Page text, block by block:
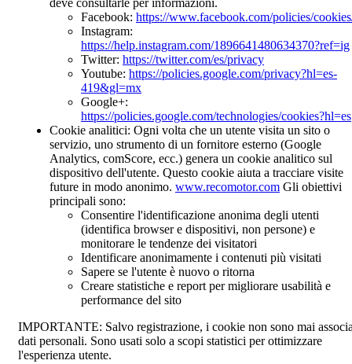
Facebook: https://www.facebook.com/policies/
Instagram:
https://help.instagram.com/1896641480634370?ref=ig
Twitter: https://twitter.com/es/privacy
Youtube: https://policies.google.com/privacy?hl=es-
419&gl=mx
Google+:
https://policies.google.com/technologies/cookies?hl=es
Cookie analitici: Ogni volta che un utente visita un sito o
servizio, uno strumento di un fornitore esterno (Google
Analytics, comScore, ecc.) genera un cookie analitico sul
dispositivo dell'utente. Questo cookie aiuta a tracciare visite
future in modo anonimo. www.recomotor.com Gli obiettivi
principali sono:
Consentire l'identificazione anonima degli utenti
(identifica browser e dispositivi, non persone) e
monitorare le tendenze dei visitatori
Identificare anonimamente i contenuti più visitati
Sapere se l'utente è nuovo o ritorna
Creare statistiche e report per migliorare usabilità e
performance del sito
IMPORTANTE: Salvo registrazione, i cookie non sono mai
dati personali. Sono usati solo a scopi statistici per ottimizzare
l'esperienza utente.